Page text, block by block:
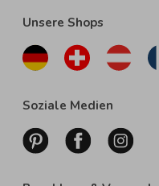
Unsere Shops
Soziale Medien